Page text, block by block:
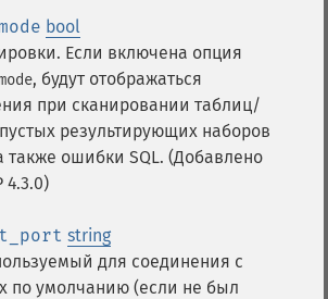
bool
Если включена опция
, будут отображаться
при сканировании таблиц/
результирующих наборов
также ошибки SQL. (Добавлено
4.3.0)
string
для соединения с
по умолчанию (если не был